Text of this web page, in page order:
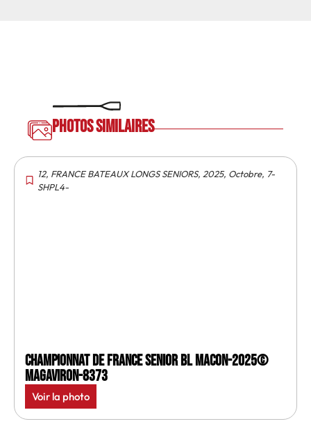
Photos similaires
12, FRANCE BATEAUX LONGS SENIORS, 2025, Octobre, 7-
SHPL4-
Championnat de France senior BL Macon-2025©
MagAviron-8373
Voir la photo